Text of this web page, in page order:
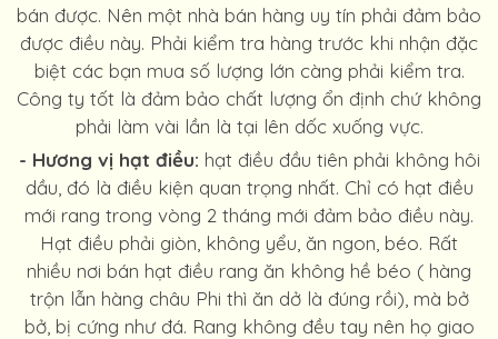
bán được. Nên một nhà bán hàng uy tín phải đảm bảo
được điều này. Phải kiểm tra hàng trước khi nhận đặc
biệt các bạn mua số lượng lớn càng phải kiểm tra.
Công ty tốt là đảm bảo chất lượng ổn định chứ không
phải làm vài lần là tại lên dốc xuống vực.
- Hương vị hạt điều: hạt điều đầu tiên phải không hôi
dầu, đó là điều kiện quan trọng nhất. Chỉ có hạt điều
mới rang trong vòng 2 tháng mới đảm bảo điều này.
Hạt điều phải giòn, không yểu, ăn ngon, béo. Rất
nhiều nơi bán hạt điều rang ăn không hề béo ( hàng
trộn lẫn hàng châu Phi thì ăn dở là đúng rồi), mà bở
bở, bị cứng như đá. Rang không đều tay nên họ giao